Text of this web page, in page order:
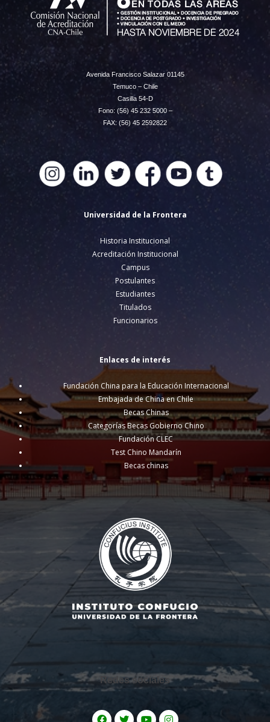
Avenida Francisco Salazar 01145
Temuco – Chile
Casilla 54-D
Fono: (56) 45 232 5000 –
FAX: (56) 45 2592822
Universidad de la Frontera
Historia Institucional
Acreditación Institucional
Campus
Postulantes
Estudiantes
Titulados
Funcionarios
Enlaces de interés
Fundación China para la Educación Internacional
Embajada de China en Chile
Becas Chinas
Categorías Becas Gobierno Chino
Fundación CLEC
Test Chino Mandarín
Becas chinas
Redes sociales